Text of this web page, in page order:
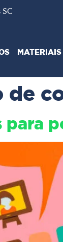
SC
MATERIAIS
de
para